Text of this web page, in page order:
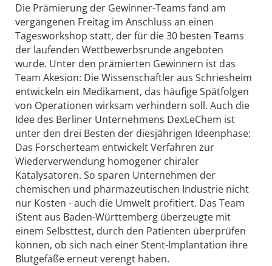
Die Prämierung der Gewinner-Teams fand am
vergangenen Freitag im Anschluss an einen
Tagesworkshop statt, der für die 30 besten Teams
der laufenden Wettbewerbsrunde angeboten
wurde. Unter den prämierten Gewinnern ist das
Team Akesion: Die Wissenschaftler aus Schriesheim
entwickeln ein Medikament, das häufige Spätfolgen
von Operationen wirksam verhindern soll. Auch die
Idee des Berliner Unternehmens DexLeChem ist
unter den drei Besten der diesjährigen Ideenphase:
Das Forscherteam entwickelt Verfahren zur
Wiederverwendung homogener chiraler
Katalysatoren. So sparen Unternehmen der
chemischen und pharmazeutischen Industrie nicht
nur Kosten - auch die Umwelt profitiert. Das Team
iStent aus Baden-Württemberg überzeugte mit
einem Selbsttest, durch den Patienten überprüfen
können, ob sich nach einer Stent-Implantation ihre
Blutgefäße erneut verengt haben.